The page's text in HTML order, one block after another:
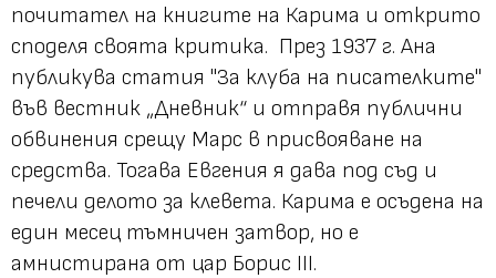
почитател на книгите на Карима и открито
споделя своята критика. През 1937 г. Ана
публикува статия "За клуба на писателките"
във вестник „Дневник“ и отправя публични
обвинения срещу Марс в присвояване на
средства. Тогава Евгения я дава под съд и
печели делото за клевета. Карима е осъдена на
един месец тъмничен затвор, но е
амнистирана от цар Борис III.